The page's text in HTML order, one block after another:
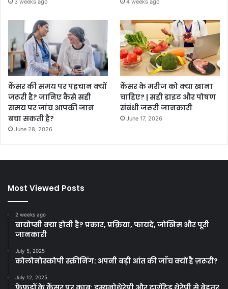
कैंसर की समय पर पहचान क्यों
जरूरी है? जानिए कैसे सही
समय पर जांच आपकी जान
बचा सकती है?
June 28, 2026
कैंसर के मरीज को क्या खाना
चाहिए? | सही डाइट और पोषण
संबंधी जरूरी जानकारी
June 17, 2026
Most Viewed Posts
2 weeks ago
बायोप्सी क्या होती है? प्रकार, प्रक्रिया, फायदे, जोखिम और पूरी
जानकारी
July 5, 2025
कोलोनोस्कोपी स्क्रीनिंग: अपनी बड़ी आंत की जाँच क्यों है ज़रूरी?
July 12, 2025